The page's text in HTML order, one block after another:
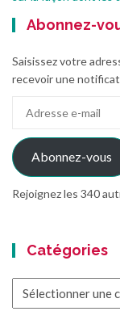
Abonnez-
Saisissez votre
recevoir une
mail
Abonnez-vous
Rejoignez les 340
Catégories